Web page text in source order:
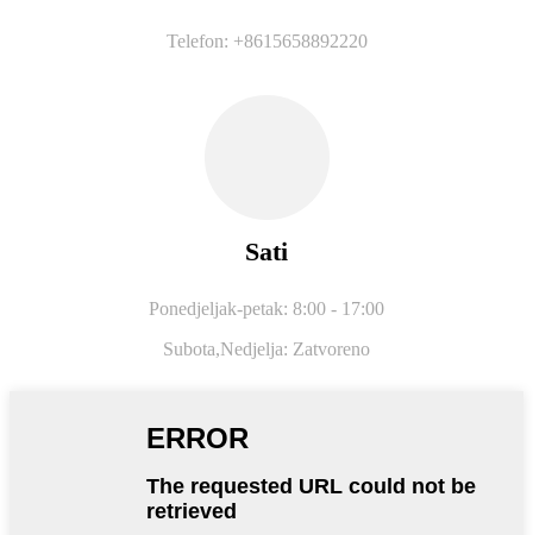
Telefon: +8615658892220
Sati
Ponedjeljak-petak: 8:00 - 17:00
Subota,Nedjelja: Zatvoreno